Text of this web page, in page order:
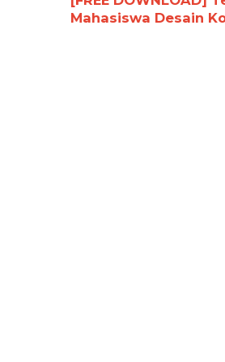
Mahasiswa Desain